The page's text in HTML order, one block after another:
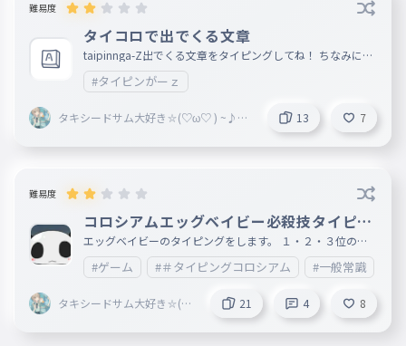
難易度
タイコロで出でくる文章
taipinnga-Z出でくる文章をタイピングしてね！ ちなみに今
のランクをコメントで教えてね！ うちは、ｚ４！ 文章＝htt
ps://typingerz.com/colosseum
#タイピンがーｚ
タキシードサム大好き⛦(♡ω♡ ) ~♪（
13 7
難易度
コロシアムエッグベイビー必殺技タイピン
グ
エッグベイビーのタイピングをします。 １・２・３位の人
はコメントします!🤗 短いですが、がんばってください！。
😆 ぜひやってください！。 短すぎるので関係ないのも入れ
てます！
#ゲーム #＃タイピングコロシアム #一般常識
タキシードサム大好き⛦(♡
21 4 8